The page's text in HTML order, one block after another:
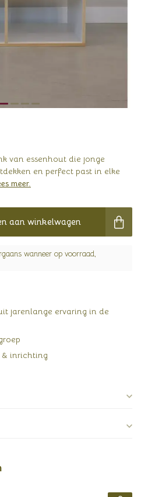
van essenhout die jonge
en perfect past in elke
meer.
aan winkelwagen
wanneer op voorraad,
jarenlange ervaring in de
& inrichting